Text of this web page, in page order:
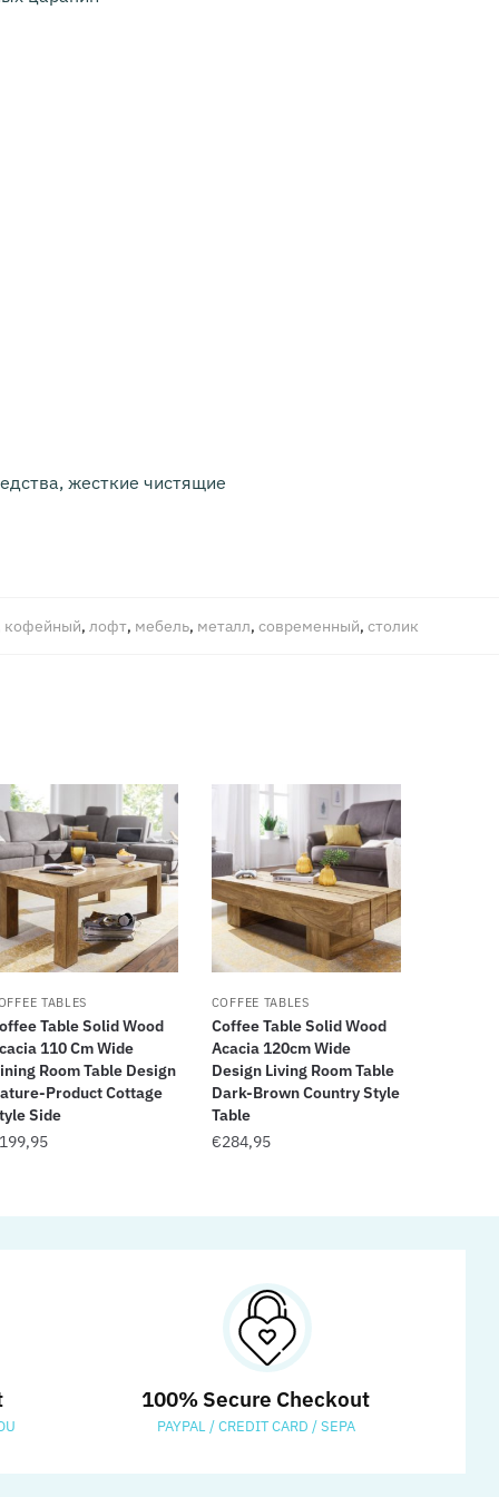
жесткие чистящие
кофейный, лофт, мебель, металл, современный, столик
TABLES
Table Solid Wood
110 Cm Wide
Room Table Design
Product Cottage
Side
199,95
COFFEE TABLES
Coffee Table Solid Wood
Acacia 120cm Wide
Design Living Room Table
Dark-Brown Country Style
Table
€284,95
100% Secure Checkout
PAYPAL / CREDIT CARD / SEPA